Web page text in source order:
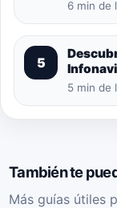
6 min de
5
5 min de
También te
Más guías útiles